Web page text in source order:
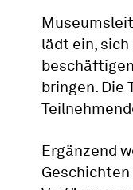
lädt ein,
bringen. Die
Ergänzend